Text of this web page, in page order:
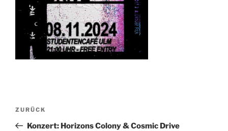
Beitragsnavigation
Vorheriger
Beitrag
ZURÜCK
Konzert: Horizons Colony & Cosmic Drive